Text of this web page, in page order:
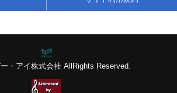
・アイ株式会社 AllRights Reserved.